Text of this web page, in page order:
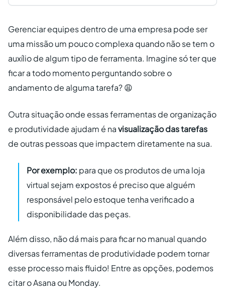
Gerenciar equipes dentro de uma empresa pode ser
uma missão um pouco complexa quando não se tem o
auxílio de algum tipo de ferramenta. Imagine só ter que
ficar a todo momento perguntando sobre o
andamento de alguma tarefa? 😩
Outra situação onde essas ferramentas de organização
e produtividade ajudam é navisualização das tarefas
de outras pessoas que impactem diretamente na sua.
Por exemplo: para que os produtos de uma loja
virtual sejam expostos é preciso que alguém
responsável pelo estoque tenha verificado a
disponibilidade das peças.
Além disso, não dá mais para ficar no manual quando
diversas ferramentas de produtividade podem tornar
esse processo mais fluido! Entre as opções, podemos
citar o Asana ou Monday.